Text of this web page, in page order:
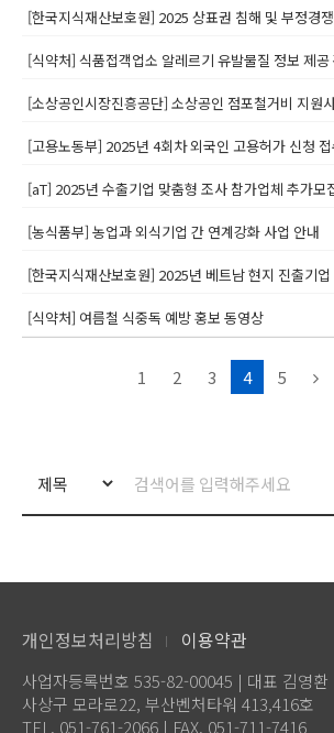
[한국지식재산보호원] 2025 상표권 침해 및 부정경
[식약처] 식품접객업소 알레르기 유발물질 정보 제공
[소상공인시장진흥공단] 소상공인 점포철거비 지원
[고용노동부] 2025년 4회차 외국인 고용허가 신청
[aT] 2025년 수출기업 맞춤형 조사 참가업체 추가모
[농식품부] 농업과 외식기업 간 연계강화 사업 안내
[한국지식재산보호원] 2025년 베트남 현지 진출기업
[식약처] 여름철 식중독 예방 홍보 동영상
1 2 3 4 5
개인정보처리방침 이용약관
사업자등록번호 535-82-00045 | 대표 김영환
사상구 모라로22, 부산벤처타워 413,416호
TEL. 051-761-2066 | FAX. 051-711-7416